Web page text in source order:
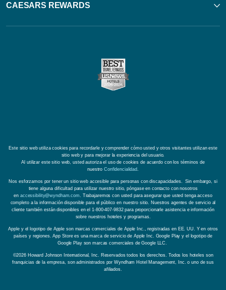
CAESARS REWARDS
Este sitio web utiliza cookies para recordarle y comprender cómo usted y otros visitantes utilizan este
sitio web y para mejorar la experiencia del usuario.
Al utilizar este sitio web, usted autoriza el uso de cookies de acuerdo con los términos de
nuestroConfidencialidad
Nos esforzamos por tener un sitio web accesible para personas con discapacidades. Sin embargo, si
tiene alguna dificultad para utilizar nuestro sitio, póngase en contacto con nosotros
en accessibility@wyndham.com . Trabajaremos con usted para asegurar que usted tenga acceso
completo a la información disponible para el público en nuestro sitio. Nuestros agentes de servicio al
cliente también están disponibles en el 1-800-407-9832 para proporcionarle asistencia e información
sobre nuestros hoteles y programas.
Apple y el logotipo de Apple son marcas comerciales de Apple Inc., registradas en EE. UU. Y en otros
países y regiones. App Store es una marca de servicio de Apple Inc. Google Play y el logotipo de
Google Play son marcas comerciales de Google LLC.
©2026 Howard Johnson International, Inc. Reservados todos los derechos. Todos los hoteles son
franquicias de la empresa, son administrados por Wyndham Hotel Management, Inc. o uno de sus
afiliados.